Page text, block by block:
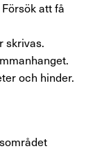
att få
skrivas.
och hinder.